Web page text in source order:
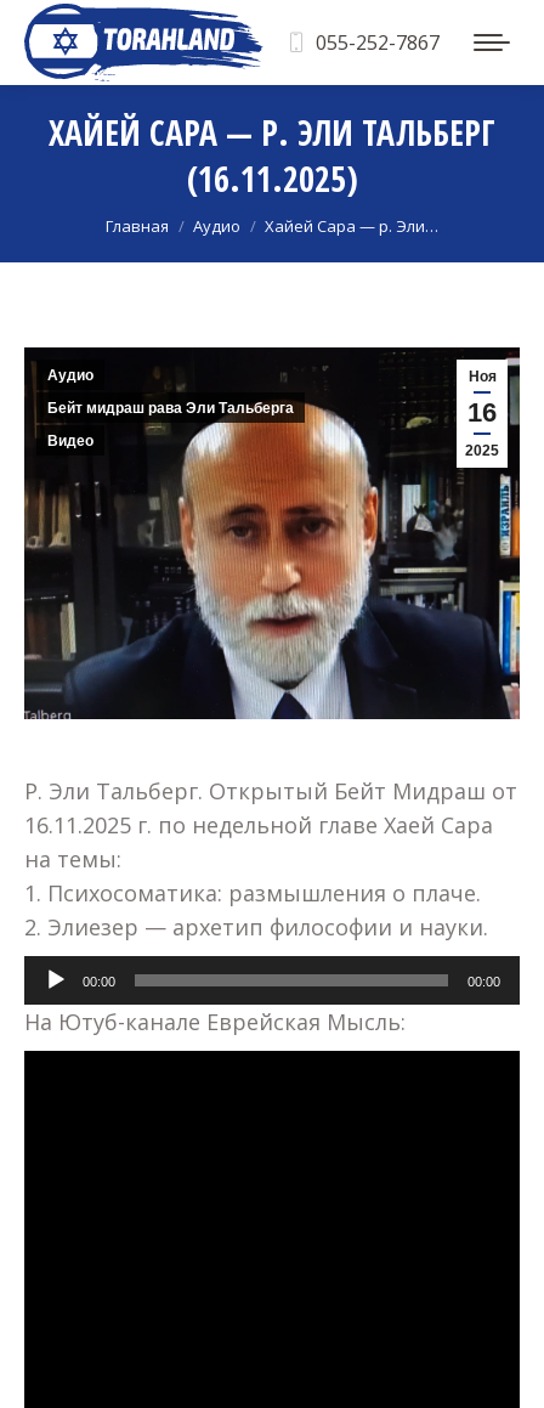
055-252-7867
ХАЙЕЙ САРА — Р. ЭЛИ ТАЛЬБЕРГ
(16.11.2025)
Вы здесь:
Главная Аудио Хайей Сара — р. Эли…
Ноя
16
2025
Аудио
Бейт мидраш рава Эли Тальберга
Видео
Р. Эли Тальберг. Открытый Бейт Мидраш от
16.11.2025 г. по недельной главе Хаей Сара
на темы:
1. Психосоматика: размышления о плаче.
2. Элиезер — архетип философии и науки.
Аудиоплеер
00:00 00:00
На Ютуб-канале Еврейская Мысль: